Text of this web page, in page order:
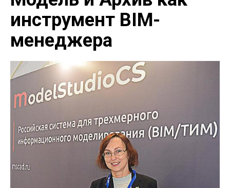
инструмент BIM-
менеджера